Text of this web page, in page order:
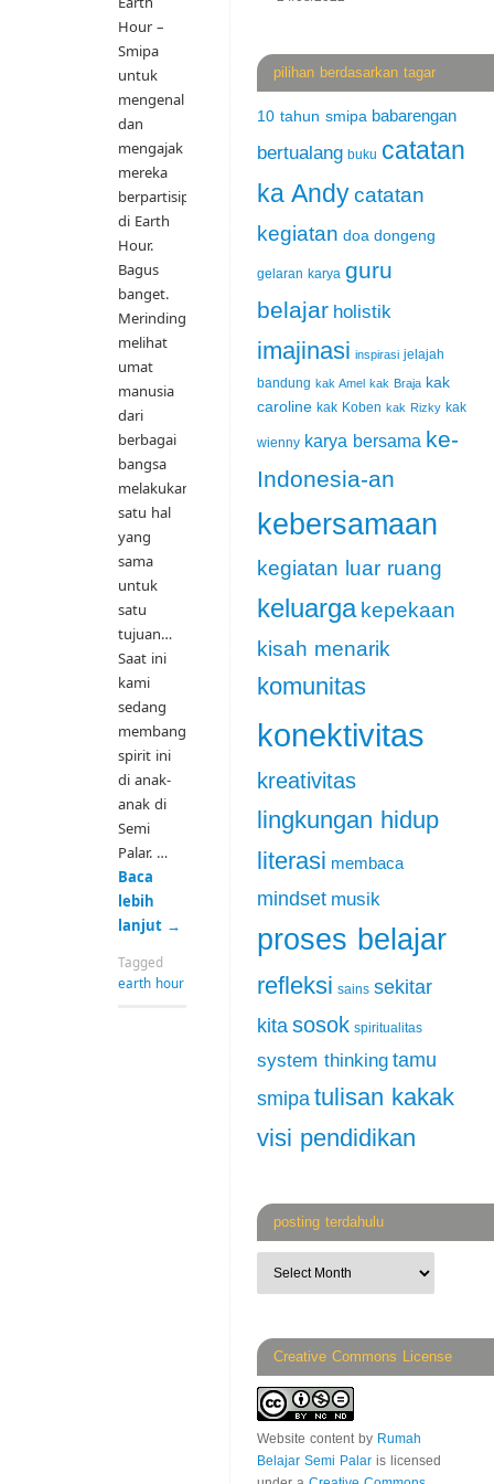
Hour –
Smipa
untuk
mengenal
dan
mengajak
mereka
berpartisipasi
di Earth
Hour.
Bagus
banget.
Merinding
melihat
umat
manusia
dari
berbagai
bangsa
melakukan
satu hal
yang
sama
untuk
satu
tujuan…
Saat ini
kami
sedang
membangun
spirit ini
di anak-
anak di
Semi
Palar. …
Baca
lebih
lanjut →
Tagged
earth hour
pilihan berdasarkan tagar
10 tahun smipa babarengan
bertualang buku catatan
ka Andycatatan
kegiatan doa dongeng
gelaran karya guru
belajar holistik
imajinasi inspirasi jelajah
bandung kak Amel kak Braja kak
caroline kak Koben kak Rizky kak
wienny karya bersama ke-
Indonesia-an
kebersamaan
kegiatan luar ruang
keluarga kepekaan
kisah menarik
komunitas
konektivitas
kreativitas
lingkungan hidup
literasi membaca
mindset musik
proses belajar
refleksi sains sekitar
kitasosok spiritualitas
system thinking tamu
smipa tulisan kakak
visi pendidikan
posting terdahulu
Creative Commons License
Website contentby Rumah
Belajar Semi Palar is licensed